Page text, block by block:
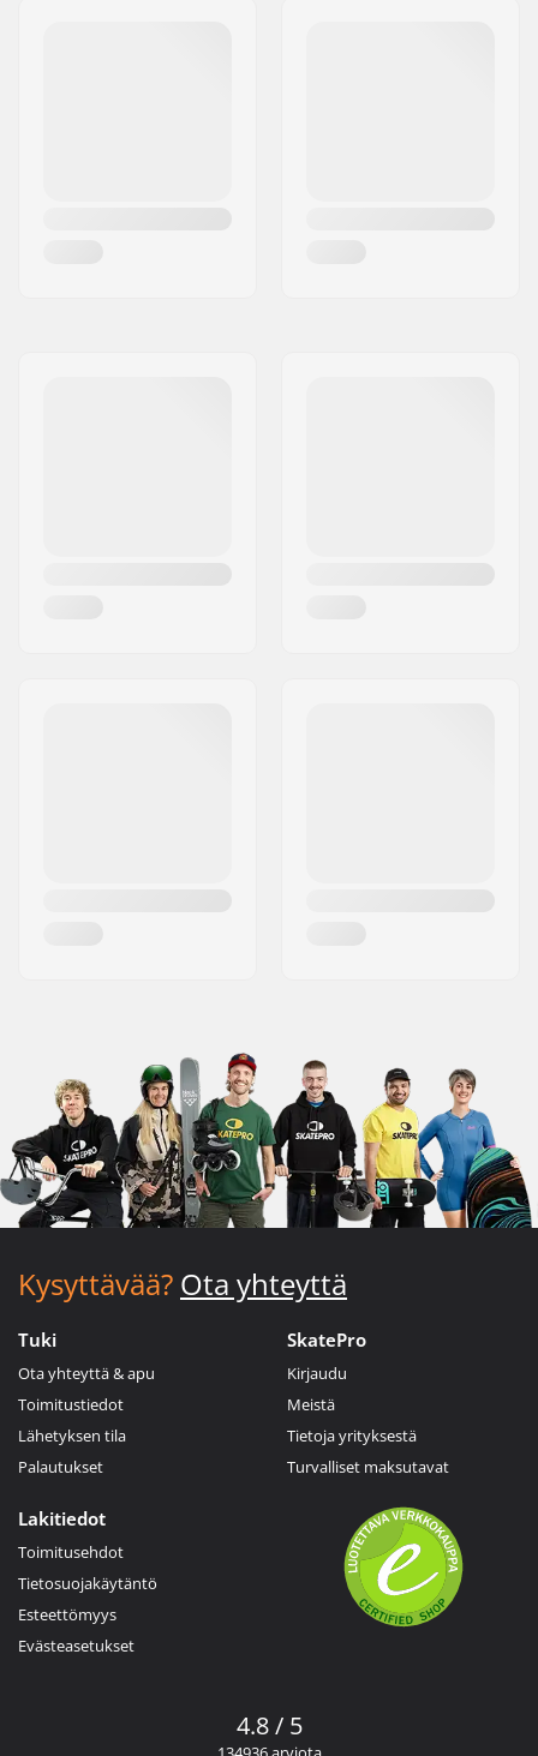
Kysyttävää? Ota yhteyttä
Tuki
Ota yhteyttä & apu
Toimitustiedot
Lähetyksen tila
Palautukset
SkatePro
Kirjaudu
Meistä
Tietoja yrityksestä
Turvalliset maksutavat
Lakitiedot
Toimitusehdot
Tietosuojakäytäntö
Esteettömyys
Evästeasetukset
4.8 / 5